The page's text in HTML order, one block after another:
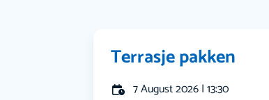
Terrasje pakken
7 August 2026 | 13:30